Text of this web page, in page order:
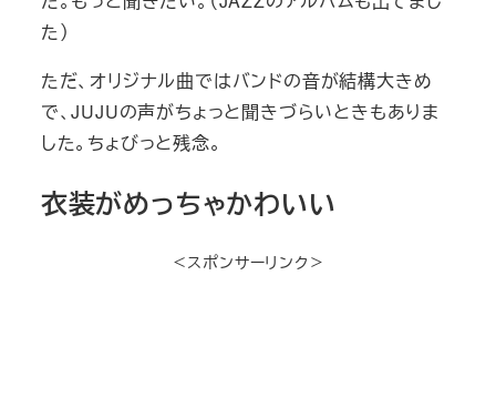
た）
ただ、オリジナル曲ではバンドの音が結構大きめ
で、JUJUの声がちょっと聞きづらいときもありま
した。ちょびっと残念。
衣装がめっちゃかわいい
＜スポンサーリンク＞